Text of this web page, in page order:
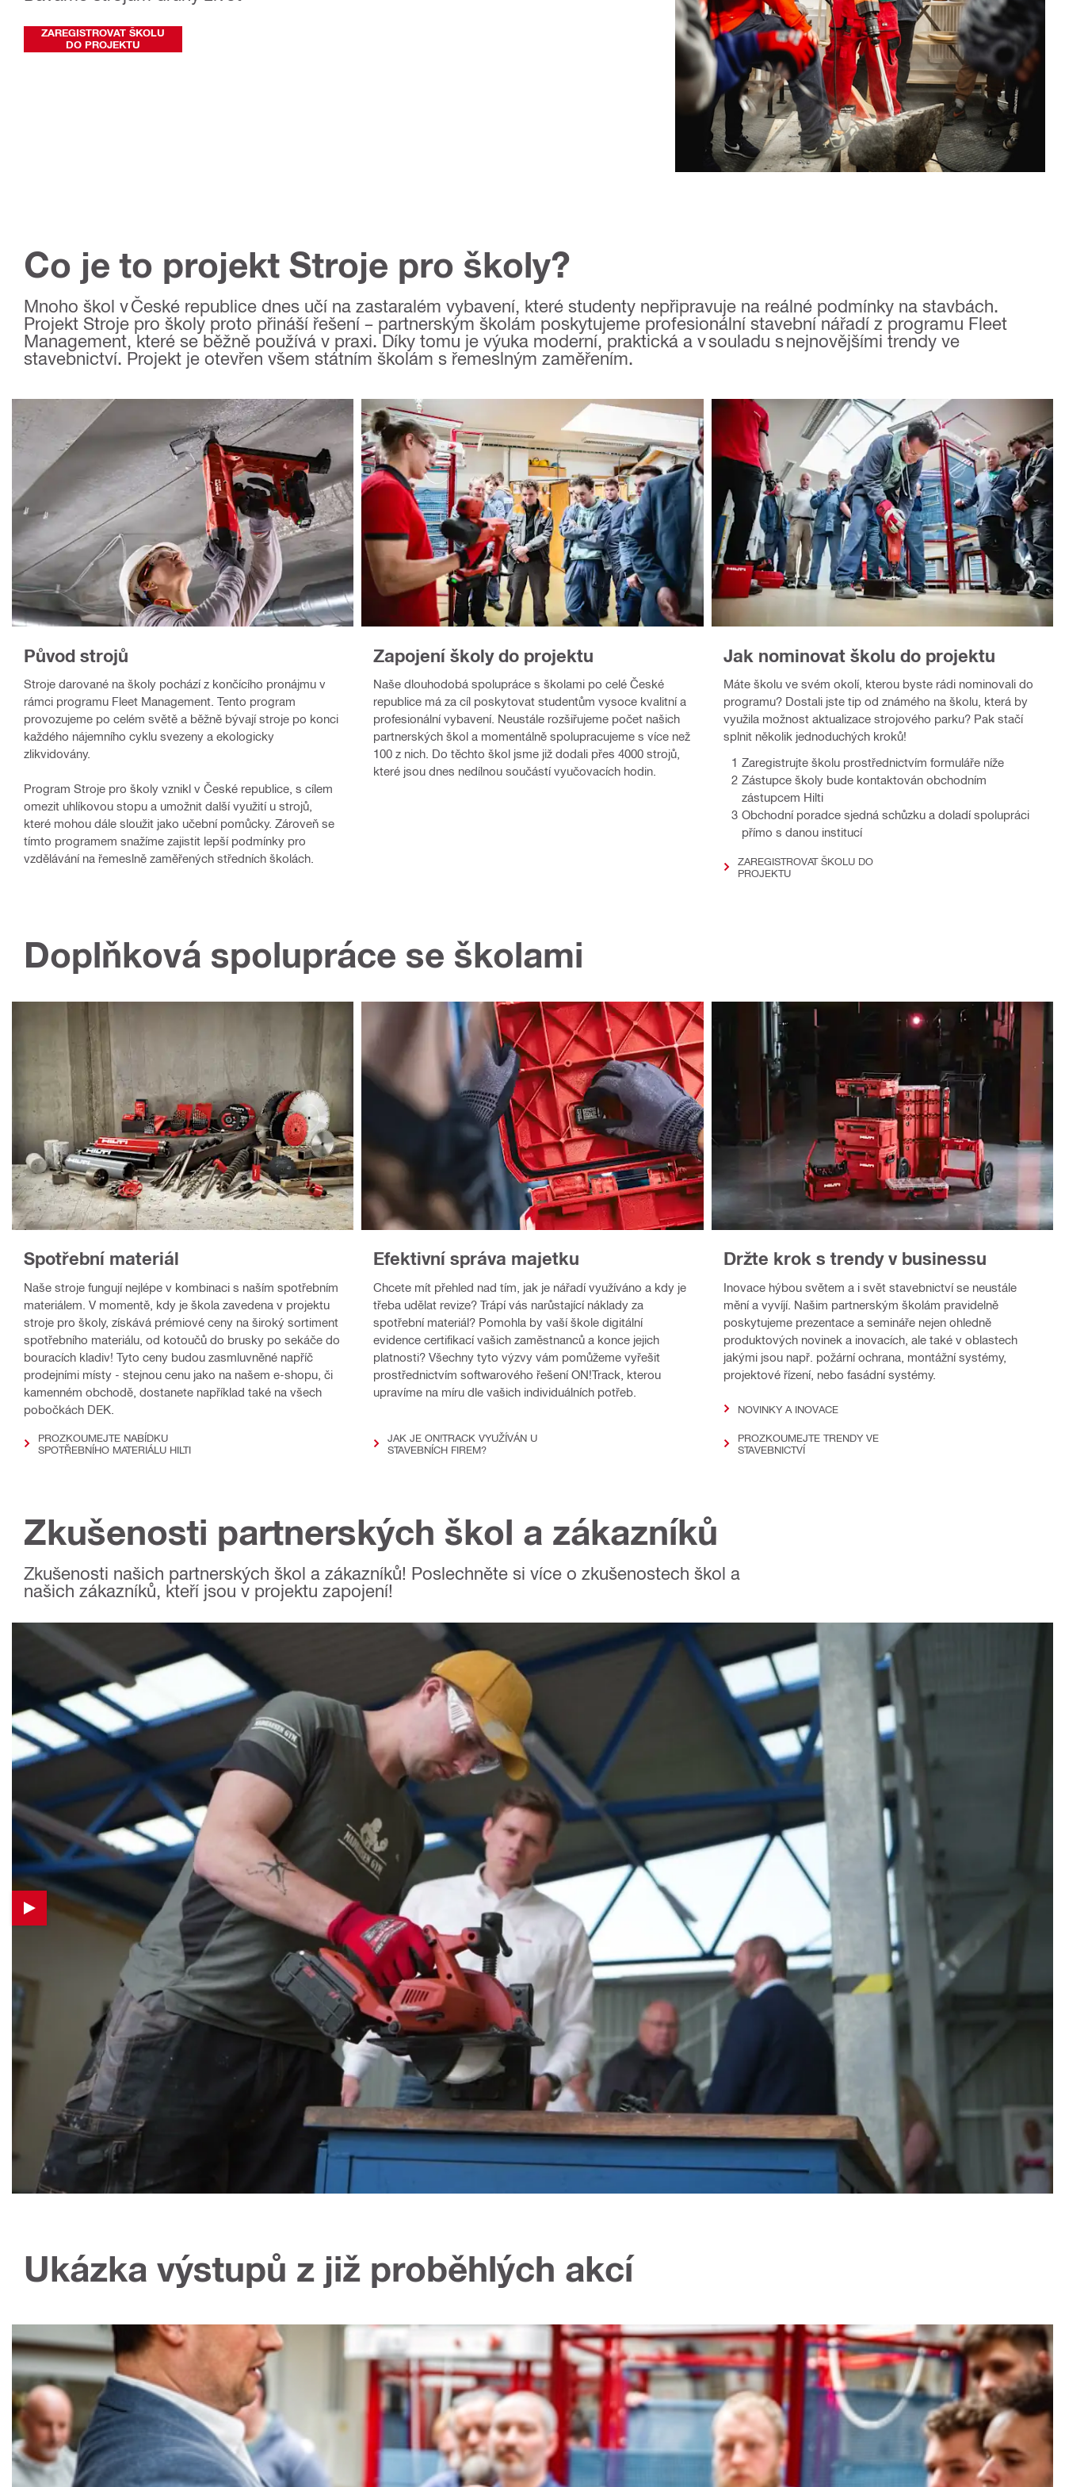
ZAREGISTROVAT ŠKOLU
DO PROJEKTU
Co je to projekt Stroje pro školy?
Mnoho škol v České republice dnes učí na zastaralém vybavení, které studenty nepřipravuje na reálné podmínky na stavbách.
Projekt Stroje pro školy proto přináší řešení – partnerským školám poskytujeme profesionální stavební nářadí z programu Fleet
Management, které se běžně používá v praxi. Díky tomu je výuka moderní, praktická a v souladu s nejnovějšími trendy ve
stavebnictví. Projekt je otevřen všem státním školám s řemeslným zaměřením.
Původ strojů
Stroje darované na školy pochází z končícího pronájmu v
rámci programu Fleet Management. Tento program
provozujeme po celém světě a běžně bývají stroje po konci
každého nájemního cyklu svezeny a ekologicky
zlikvidovány.
Program Stroje pro školy vznikl v České republice, s cílem
omezit uhlíkovou stopu a umožnit další využití u strojů,
které mohou dále sloužit jako učební pomůcky. Zároveň se
tímto programem snažíme zajistit lepší podmínky pro
vzdělávání na řemeslně zaměřených středních školách.
Zapojení školy do projektu
Naše dlouhodobá spolupráce s školami po celé České
republice má za cíl poskytovat studentům vysoce kvalitní a
profesionální vybavení. Neustále rozšiřujeme počet našich
partnerských škol a momentálně spolupracujeme s více než
100 z nich. Do těchto škol jsme již dodali přes 4000 strojů,
které jsou dnes nedílnou součástí vyučovacích hodin.
Jak nominovat školu do projektu
Máte školu ve svém okolí, kterou byste rádi nominovali do
programu? Dostali jste tip od známého na školu, která by
využila možnost aktualizace strojového parku? Pak stačí
splnit několik jednoduchých kroků!
Zaregistrujte školu prostřednictvím formuláře níže
Zástupce školy bude kontaktován obchodním
zástupcem Hilti
Obchodní poradce sjedná schůzku a doladí spolupráci
přímo s danou institucí
ZAREGISTROVAT ŠKOLU DO
PROJEKTU
Doplňková spolupráce se školami
Spotřební materiál
Naše stroje fungují nejlépe v kombinaci s naším spotřebním
materiálem. V momentě, kdy je škola zavedena v projektu
stroje pro školy, získává prémiové ceny na široký sortiment
spotřebního materiálu, od kotoučů do brusky po sekáče do
bouracích kladiv! Tyto ceny budou zasmluvněné napříč
prodejními místy - stejnou cenu jako na našem e-shopu, či
kamenném obchodě, dostanete například také na všech
pobočkách DEK.
PROZKOUMEJTE NABÍDKU
SPOTŘEBNÍHO MATERIÁLU HILTI
Efektivní správa majetku
Chcete mít přehled nad tím, jak je nářadí využíváno a kdy je
třeba udělat revize? Trápí vás narůstající náklady za
spotřební materiál? Pomohla by vaší škole digitální
evidence certifikací vašich zaměstnanců a konce jejich
platnosti? Všechny tyto výzvy vám pomůžeme vyřešit
prostřednictvím softwarového řešení ON!Track, kterou
upravíme na míru dle vašich individuálních potřeb.
JAK JE ON!TRACK VYUŽÍVÁN U
STAVEBNÍCH FIREM?
Držte krok s trendy v businessu
Inovace hýbou světem a i svět stavebnictví se neustále
mění a vyvíjí. Našim partnerským školám pravidelně
poskytujeme prezentace a semináře nejen ohledně
produktových novinek a inovacích, ale také v oblastech
jakými jsou např. požární ochrana, montážní systémy,
projektové řízení, nebo fasádní systémy.
NOVINKY A INOVACE
PROZKOUMEJTE TRENDY VE
STAVEBNICTVÍ
Zkušenosti partnerských škol a zákazníků
Zkušenosti našich partnerských škol a zákazníků! Poslechněte si více o zkušenostech škol a
našich zákazníků, kteří jsou v projektu zapojení!
Ukázka výstupů z již proběhlých akcí